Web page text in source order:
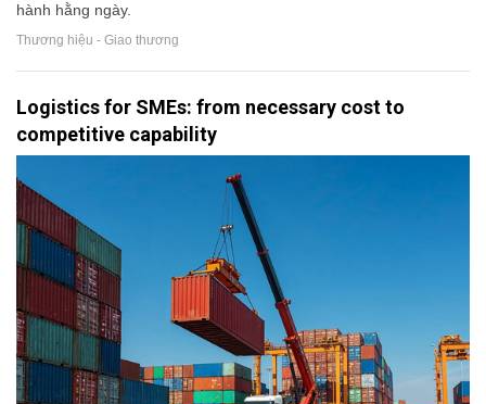
hành hằng ngày.
Thương hiệu - Giao thương
Logistics for SMEs: from necessary cost to
competitive capability